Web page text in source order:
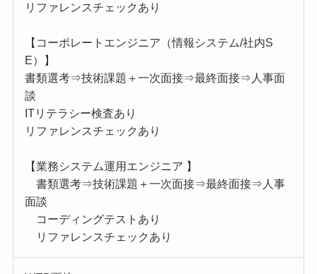
リファレンスチェックあり
【コーポレートエンジニア（情報システム/社内S
E）】
書類選考⇒技術課題＋一次面接⇒最終面接⇒人事面
談
ITリテラシー検査あり
リファレンスチェックあり
【業務システム運用エンジニア 】
書類選考⇒技術課題＋一次面接⇒最終面接⇒人事
面談
コーディングテストあり
リファレンスチェックあり